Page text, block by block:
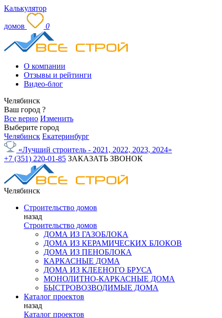
Калькулятор
домов 0
О компании
Отзывы и рейтинги
Видео-блог
Челябинск
Ваш город ?
Все верно Изменить
Выберите город
Челябинск Екатеринбург
«Лучший строитель - 2021, 2022, 2023, 2024»
+7 (351) 220-01-85 ЗАКАЗАТЬ ЗВОНОК
Челябинск
Строительство домов
назад
Строительство домов
ДОМА ИЗ ГАЗОБЛОКА
ДОМА ИЗ КЕРАМИЧЕСКИХ БЛОКОВ
ДОМА ИЗ ПЕНОБЛОКА
КАРКАСНЫЕ ДОМА
ДОМА ИЗ КЛЕЕНОГО БРУСА
МОНОЛИТНО-КАРКАСНЫЕ ДОМА
БЫСТРОВОЗВОДИМЫЕ ДОМА
Каталог проектов
назад
Каталог проектов